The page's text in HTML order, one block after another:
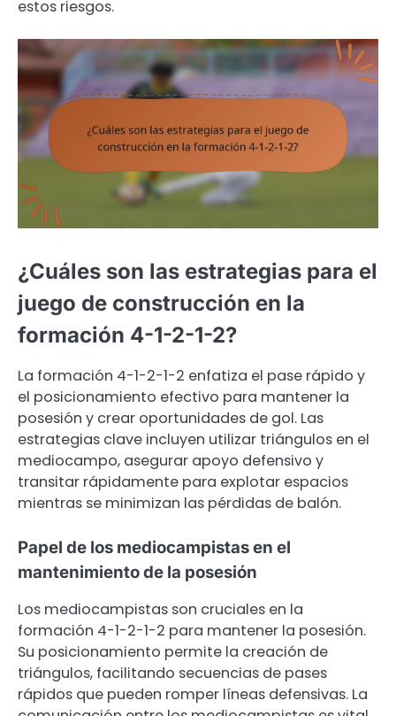
estos riesgos.
¿Cuáles son las estrategias para el
juego de construcción en la
formación 4-1-2-1-2?
La formación 4-1-2-1-2 enfatiza el pase rápido y
el posicionamiento efectivo para mantener la
posesión y crear oportunidades de gol. Las
estrategias clave incluyen utilizar triángulos en el
mediocampo, asegurar apoyo defensivo y
transitar rápidamente para explotar espacios
mientras se minimizan las pérdidas de balón.
Papel de los mediocampistas en el
mantenimiento de la posesión
Los mediocampistas son cruciales en la
formación 4-1-2-1-2 para mantener la posesión.
Su posicionamiento permite la creación de
triángulos, facilitando secuencias de pases
rápidos que pueden romper líneas defensivas. La